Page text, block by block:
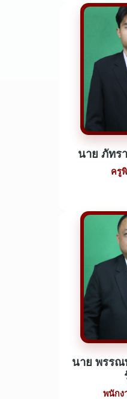
นาย ภัทร
ครู
นาย พรร
พนักง